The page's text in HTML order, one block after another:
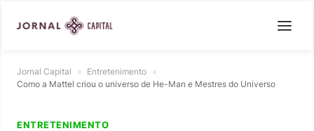
Jornal Capital » Entretenimento »
Como a Mattel criou o universo de He-Man e Mestres do Universo
ENTRETENIMENTO